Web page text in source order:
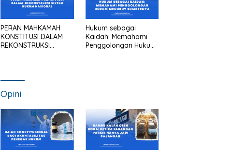
PERAN MAHKAMAH
KONSTITUSI DALAM
REKONSTRUKSI
Hukum sebagai
Kaidah: Memahami
Penggolongan Hukum
Opini